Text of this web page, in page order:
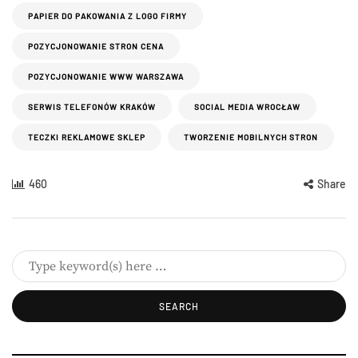
PAPIER DO PAKOWANIA Z LOGO FIRMY
POZYCJONOWANIE STRON CENA
POZYCJONOWANIE WWW WARSZAWA
SERWIS TELEFONÓW KRAKÓW SOCIAL MEDIA WROCŁAW
TECZKI REKLAMOWE SKLEP TWORZENIE MOBILNYCH STRON
460 Share